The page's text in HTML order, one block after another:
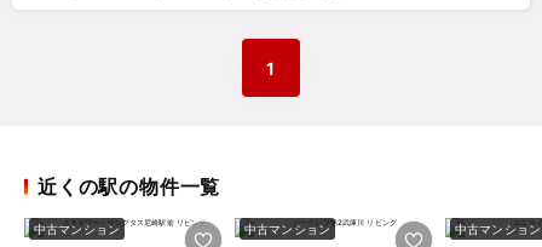
1
近くの駅の物件一覧
中古マンション 中古マンション 中古マンション